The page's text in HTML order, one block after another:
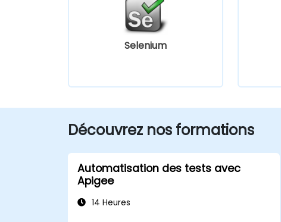
Selenium
Découvrez nos formations
Automatisation des tests avec
Apigee
14 Heures